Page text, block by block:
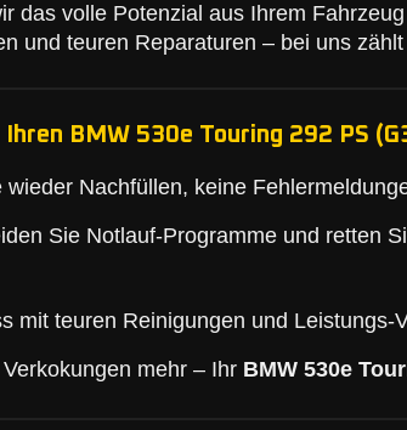
das volle Potenzial aus Ihrem
und teuren Reparaturen – bei uns
Ihren BMW 530e Touring 292 PS
wieder Nachfüllen, keine
Sie Notlauf-Programme und retten
mit teuren Reinigungen und Leistungs-
mehr – Ihr BMW 530e